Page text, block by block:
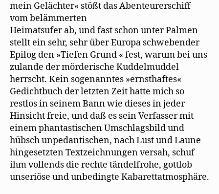
mein Gelächter« stößt das Abenteurerschiff
vom belämmerten
Heimatsufer ab, und fast schon unter Palmen
stellt ein sehr, sehr über Europa schwebender
Epilog den »Tiefen Grund « fest, warum bei uns
zulande der mörderische Kuddelmuddel
herrscht. Kein sogenanntes »ernsthaftes«
Gedichtbuch der letzten Zeit hatte mich so
restlos in seinem Bann wie dieses in jeder
Hinsicht freie, und daß es sein Verfasser mit
einem phantastischen Umschlagsbild und
hübsch unpedantischen, nach Lust und Laune
hingesetzten Textzeichnungen versah, schuf
ihm vollends die rechte tändelfrohe, gottlob
unseriöse und unbedingte Kabarettatmosphäre.